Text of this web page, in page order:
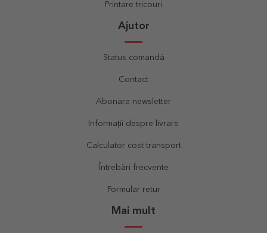
Printare tricouri
Ajutor
Status comandă
Contact
Abonare newsletter
Informații despre livrare
Calculator cost transport
Întrebări frecvente
Formular retur
Mai mult